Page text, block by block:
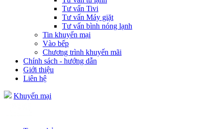
Tư vấn Tivi
Tư vấn Máy giặt
Tư vấn bình nóng lạnh
Tin khuyến mại
Vào bếp
Chương trình khuyến mãi
Chính sách - hướng dẫn
Giới thiệu
Liên hệ
Khuyến mại